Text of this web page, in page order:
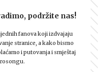
podržite nas!
fanova koji izdvajaju
stranice, a kako bismo
i putovanja i smještaj